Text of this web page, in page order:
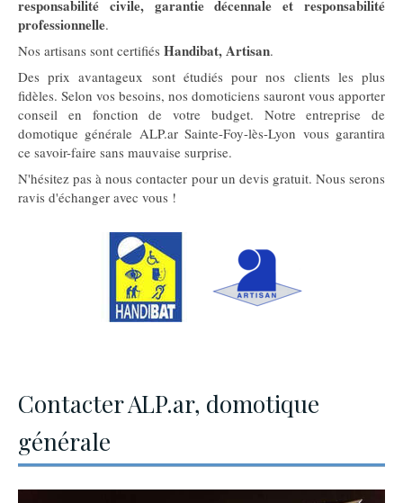
responsabilité civile, garantie décennale et responsabilité
professionnelle.
Nos artisans sont certifiés Handibat, Artisan.
Des prix avantageux sont étudiés pour nos clients les plus
fidèles. Selon vos besoins, nos domoticiens sauront vous apporter
conseil en fonction de votre budget. Notre entreprise de
domotique générale ALP.ar Sainte-Foy-lès-Lyon vous garantira
ce savoir-faire sans mauvaise surprise.
N'hésitez pas à nous contacter pour un devis gratuit. Nous serons
ravis d'échanger avec vous !
Contacter ALP.ar, domotique
générale